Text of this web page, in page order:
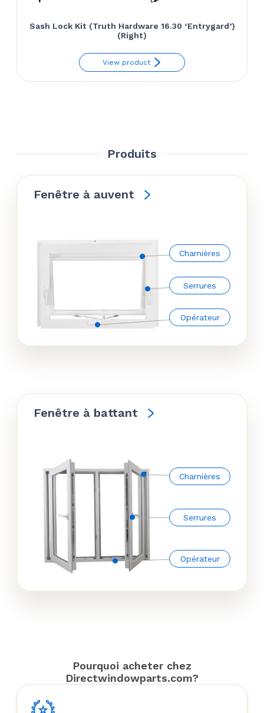
Sash Lock Kit (Truth Hardware 16.30 ‘Entrygard’)
(Right)
View product
Produits
Fenêtre à auvent
Charnières
Serrures
Opérateur
Fenêtre à battant
Charnières
Serrures
Opérateur
Pourquoi acheter chez
Directwindowparts.com?